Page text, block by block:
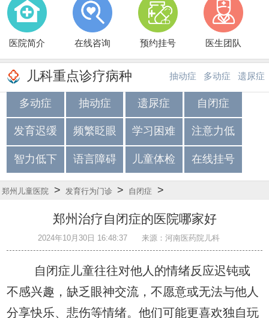
医院简介 在线咨询 预约挂号 医生团队
儿科重点诊疗病种 抽动症
·
多动症
·
遗尿症
多动症 抽动症 遗尿症 自闭症
发育迟缓 频繁眨眼 学习困难 注意力低
智力低下 语言障碍 儿童体检 在线挂号
郑州儿童医院 > 发育行为门诊 > 自闭症 >
郑州治疗自闭症的医院哪家好
2024年10月30日 16:48:37 来源：河南医药院儿科
自闭症儿童往往对他人的情绪反应迟钝或
不感兴趣，缺乏眼神交流，不愿意或无法与他人
分享快乐、悲伤等情绪。他们可能更喜欢独自玩